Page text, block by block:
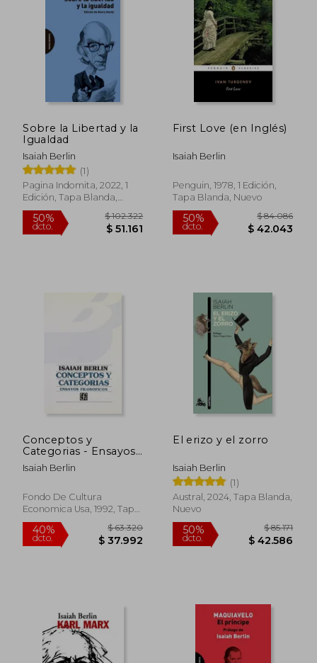
50%
dcto. $ 55.395 dcto.
Sobre la Libertad y la
Igualdad
Isaiah Berlin
(1)
Pagina Indomita, 2022, 1
Edición, Tapa Blanda,
Nuevo
50%
dcto.
$ 102.322
$ 51.161
First Love (en Inglés)
Isaiah Berlin
Penguin, 1978, 1 Edición,
Tapa Blanda, Nuevo
50%
dcto. $
Conceptos y
Categorias - Ensayos
Filosoficos
Isaiah Berlin
Fondo De Cultura
Economica Usa, 1992, Tapa
Blanda, Nuevo
El erizo y el zorro
Isaiah Berlin
(1)
Austral, 2024, Tapa Blanda,
Nuevo